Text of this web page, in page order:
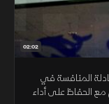
02:02
المنافسة في
الحفاظ على أداء